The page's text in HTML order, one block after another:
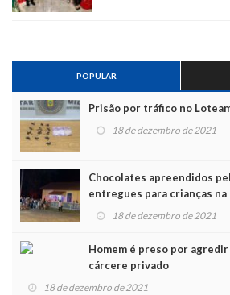
POPULAR
Prisão por tráfico no
18 de dezembro de 2021
Chocolates apreendidos
entregues para crianças na
Noel 18 de dezembro de 2021
Homem é preso por
cárcere privado
18 de dezembro de 2021